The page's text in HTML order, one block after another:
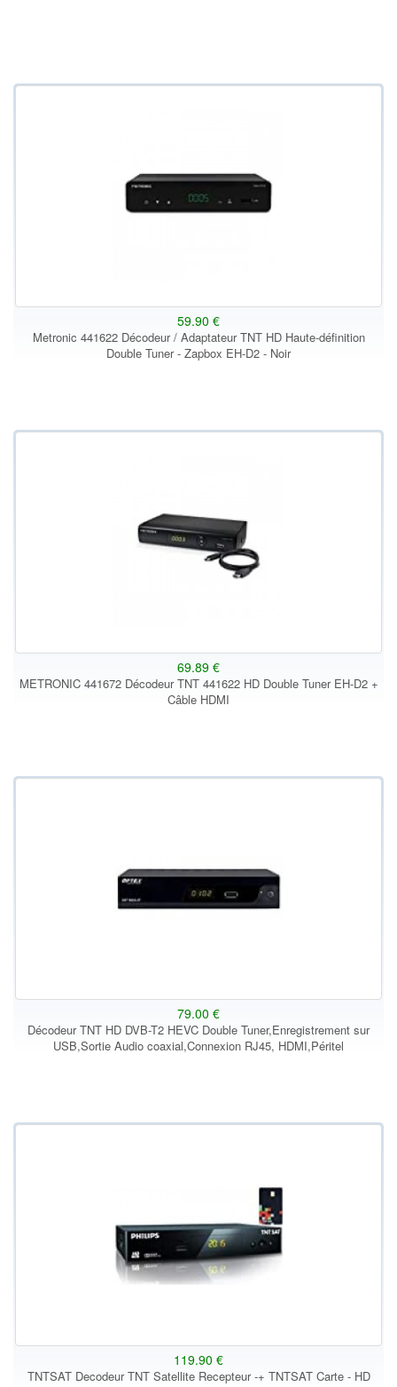
59.90 €
Metronic 441622 Décodeur / Adaptateur TNT HD Haute-définition
Double Tuner - Zapbox EH-D2 - Noir
69.89 €
METRONIC 441672 Décodeur TNT 441622 HD Double Tuner EH-D2 +
Câble HDMI
79.00 €
Décodeur TNT HD DVB-T2 HEVC Double Tuner,Enregistrement sur
USB,Sortie Audio coaxial,Connexion RJ45, HDMI,Péritel
119.90 €
TNTSAT Decodeur TNT Satellite Recepteur -+ TNTSAT Carte - HD